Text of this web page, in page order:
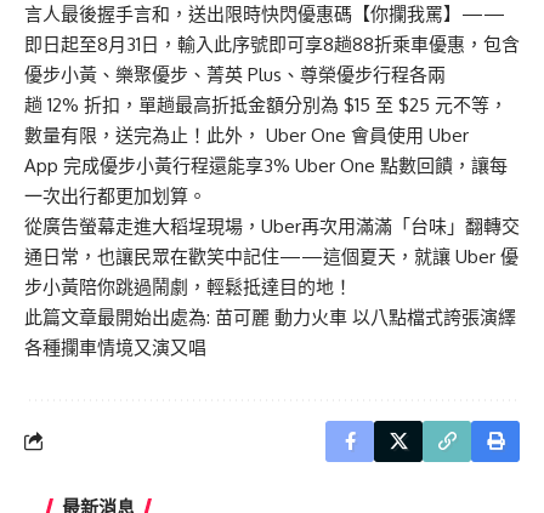
言人最後握手言和，送出限時快閃優惠碼【你攔我罵】——
即日起至8月31日，輸入此序號即可享8趟88折乘車優惠，包含
優步小黃、樂聚優步、菁英 Plus、尊榮優步行程各兩
趟 12% 折扣，單趟最高折抵金額分別為 $15 至 $25 元不等，
數量有限，送完為止！此外， Uber One 會員使用 Uber
App 完成優步小黃行程還能享3% Uber One 點數回饋，讓每
一次出行都更加划算。
從廣告螢幕走進大稻埕現場，Uber再次用滿滿「台味」翻轉交
通日常，也讓民眾在歡笑中記住——這個夏天，就讓 Uber 優
步小黃陪你跳過鬧劇，輕鬆抵達目的地！
此篇文章最開始出處為: 苗可麗 動力火車 以八點檔式誇張演繹
各種攔車情境又演又唱
最新消息